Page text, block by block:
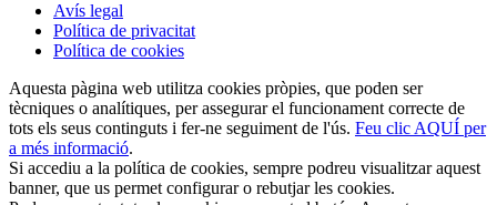
Avís legal
Política de privacitat
Política de cookies
Aquesta pàgina web utilitza cookies pròpies, que poden ser
tècniques o analítiques, per assegurar el funcionament correcte de
tots els seus continguts i fer-ne seguiment de l'ús. Feu clic AQUÍ per
a més informació.
Si accediu a la política de cookies, sempre podreu visualitzar aquest
banner, que us permet configurar o rebutjar les cookies.